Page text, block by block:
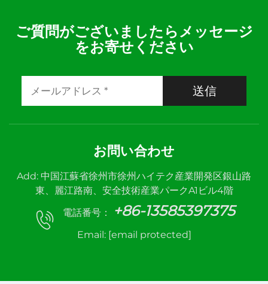
ご質問がございましたらメッセージ
をお寄せください
送信
お問い合わせ
Add: 中国江蘇省徐州市徐州ハイテク産業開発区銀山路
東、麗江路南、安全技術産業パークA1ビル4階
電話番号：
+86-13585397375
Email: [email protected]